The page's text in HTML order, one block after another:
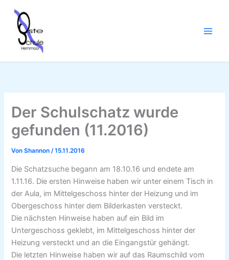
Inhalt
springen
Der Schulschatz wurde
gefunden (11.2016)
VonShannon/15.11.2016
Die Schatzsuche begann am 18.10.16 und endete am
1.11.16. Die ersten Hinweise haben wir unter einem Tisch in
der Aula, im Mittelgeschoss hinter der Heizung und im
Obergeschoss hinter dem Bilderkasten versteckt.
Die nächsten Hinweise haben auf ein Bild im
Untergeschoss geklebt, im Mittelgeschoss hinter der
Heizung versteckt und an die Eingangstür gehängt.
Die letzten Hinweise haben wir auf das Raumschild vom